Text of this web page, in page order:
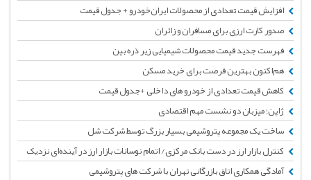
افزایش قیمت تعدادی از محصولات ایران‌خودرو + جدول قیمت
صدور کارت ارزی برای مسافران و زائران
فهرست جدید قیمت محصولات شیمیایی زیر ذره بین
هم‌اکنون بهترین فرصت برای خرید مسکن
کاهش قیمت تعدادی از خودرو های داخلی +جدول قیمت
ژاپن؛ میزبان دو نشست مهم اقتصادی
ساخت یک مجموعه پتروشیمی بسیار بزرگ توسط شرکت شل
کنترل بازار ارز در دست بانک مرکزی/ اتمام نوسانات بازار ارز در آینده‌ای نزدیک
آمادگی همکاری اتاق بازرگانی تهران با شرکت های پتروشیمی